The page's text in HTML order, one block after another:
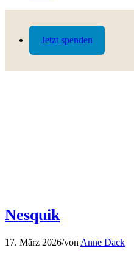
Jetzt spenden
Nesquik
17. März 2026/von Anne Dack